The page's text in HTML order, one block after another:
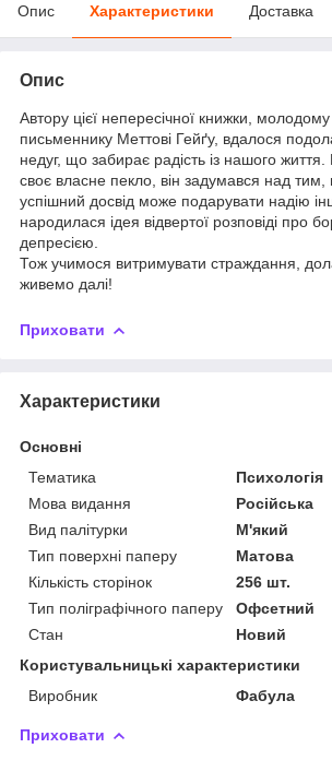
Опис Характеристики Доставка
Опис
Автору цієї непересічної книжки,
письменнику Меттові Гейґу, вдалося
недуг, що забирає радість із нашого
своє власне пекло, він задумався над
успішний досвід може подарувати надію
народилася ідея відвертої розповіді про
депресією.
Тож учимося витримувати страждання,
живемо далі!
Приховати
Характеристики
Основні
Тематика
Психологія
Мова видання
Російська
Вид палітурки
М'який
Тип поверхні паперу
Матова
Кількість сторінок
256 шт.
Тип поліграфічного паперу
Офсетний
Стан
Новий
Користувальницькі характеристики
Виробник
Фабула
Приховати